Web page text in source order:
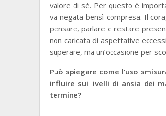
valore di sé. Per questo è
va negata bensì compresa. Il
pensare, parlare e restare
non caricata di aspettative
superare, ma un’occasione per
Può spiegare come l’uso
influire sui livelli di ansia dei
termine?